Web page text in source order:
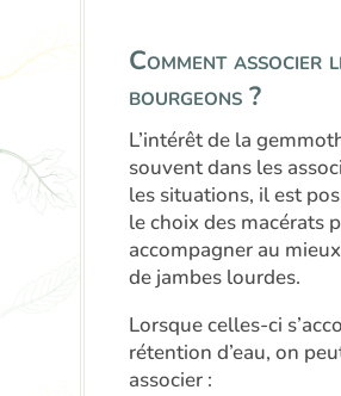
Comment associer
bourgeons ?
L’intérêt de la
souvent dans les
les situations, il est
le choix des macérats
accompagner au
de jambes lourdes.
Lorsque celles-ci
rétention d’eau, on
associer :